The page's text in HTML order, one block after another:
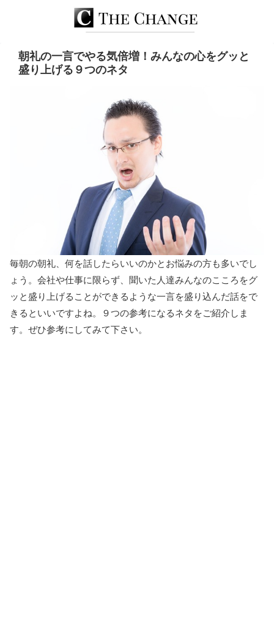
朝礼の一言でやる気倍増！みんなの心をグッと
盛り上げる９つのネタ
毎朝の朝礼、何を話したらいいのかとお悩みの方も多いでし
ょう。会社や仕事に限らず、聞いた人達みんなのこころをグ
ッと盛り上げることができるような一言を盛り込んだ話をで
きるといいですよね。９つの参考になるネタをご紹介しま
す。ぜひ参考にしてみて下さい。